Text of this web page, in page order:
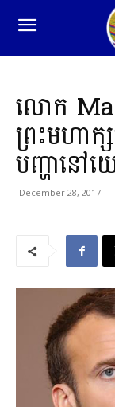
លោក
ព្រះមហា
បញ្ហានៅយ
December 28, 2017